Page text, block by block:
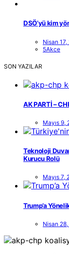
DSÖ’yü kim
Nisan
5Akce
SON YAZILAR
AK PARTİ –
Mayıs 9,
Teknoloji
Kurucu Rolü
Mayıs 7,
Trump’a
Nisan